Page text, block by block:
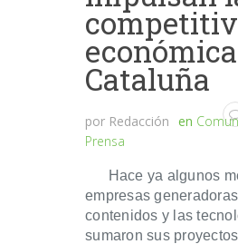
Cataluña
por Redacción en
Prensa
Hace ya algunos
empresas
contenidos y las
sumaron sus